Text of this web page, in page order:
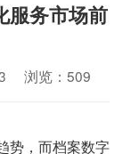
服务市场前
浏览：509
势，而档案数字